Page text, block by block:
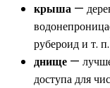
крыша —
рубероид и т.
днище —
доступа для